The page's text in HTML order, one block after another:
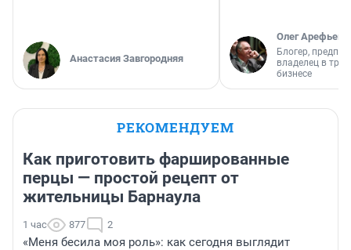
Анастасия Завгородняя
Олег Арефьев
Блогер,
владелец в
бизнесе
РЕКОМЕНДУЕМ
Как приготовить фаршированные
перцы — простой рецепт от
жительницы Барнаула
1 час 877 2
«Меня бесила моя роль»: как сегодня выглядит